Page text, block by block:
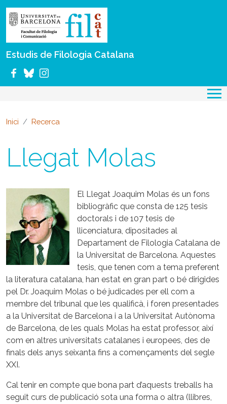
Estudis de Filologia Catalana
Inici Recerca
Llegat Molas
El Llegat Joaquim Molas és un fons
bibliogràfic que consta de 125 tesis
doctorals i de 107 tesis de
llicenciatura, dipositades al
Departament de Filologia Catalana de
la Universitat de Barcelona. Aquestes
tesis, que tenen com a tema preferent
la literatura catalana, han estat en gran part o bé dirigides
pel Dr. Joaquim Molas o bé judicades per ell com a
membre del tribunal que les qualificà, i foren presentades
a la Universitat de Barcelona i a la Universitat Autònoma
de Barcelona, de les quals Molas ha estat professor, així
com en altres universitats catalanes i europees, des de
finals dels anys seixanta fins a començaments del segle
XXI.
Cal tenir en compte que bona part d’aquests treballs ha
seguit curs de publicació sota una forma o altra (llibres,